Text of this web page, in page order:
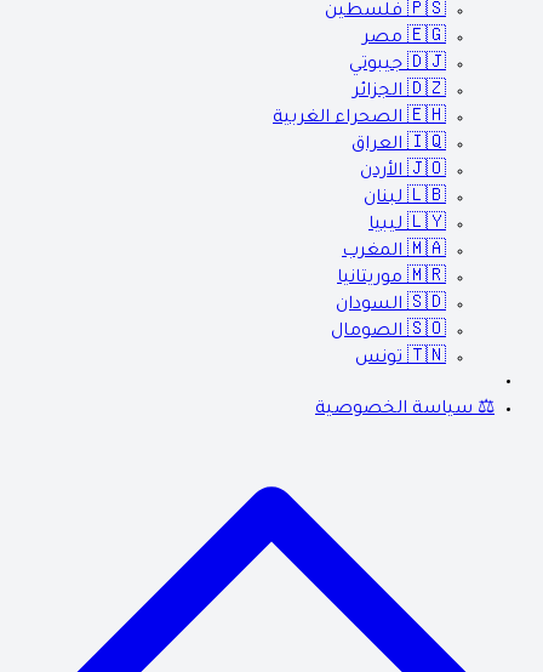
🇵🇸 فلسطين
🇪🇬 مصر
🇩🇯 جيبوتي
🇩🇿 الجزائر
🇪🇭 الصحراء الغربية
🇮🇶 العراق
🇯🇴 الأردن
🇱🇧 لبنان
🇱🇾 ليبيا
🇲🇦 المغرب
🇲🇷 موريتانيا
🇸🇩 السودان
🇸🇴 الصومال
🇹🇳 تونس
⚖️ سياسة الخصوصية